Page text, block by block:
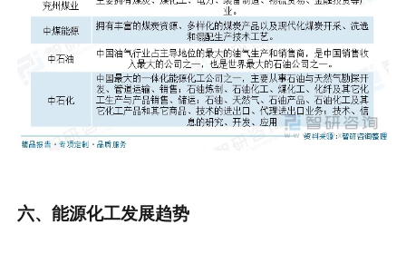
六、能源化工发展趋势